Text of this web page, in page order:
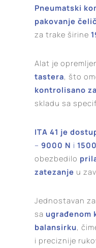
Pneumatski
pakovanje
za trake širine
Alat je
tastera, što
kontrolisano
skladu sa
ITA 41 je
– 9000 N i
obezbedilo
zatezanje u
Jednostavan
sa ugrađenom
balansirku,
i preciznije